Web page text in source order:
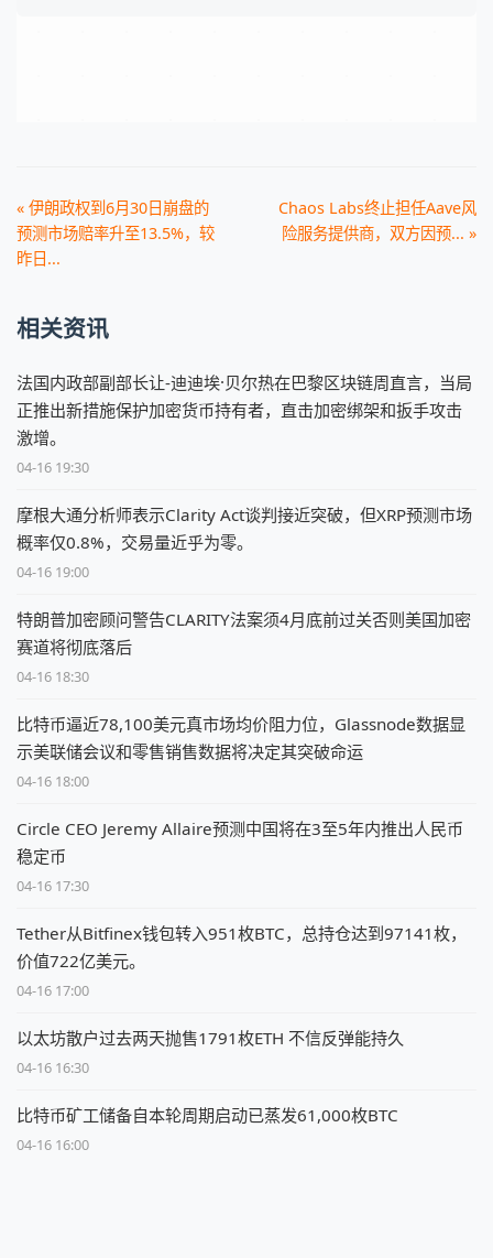
« 伊朗政权到6月30日崩盘的
预测市场赔率升至13.5%，较
昨日...
Chaos Labs终止担任Aave风
险服务提供商，双方因预... »
相关资讯
法国内政部副部长让-迪迪埃·贝尔热在巴黎区块链周直言，当局
正推出新措施保护加密货币持有者，直击加密绑架和扳手攻击
激增。
04-16 19:30
摩根大通分析师表示Clarity Act谈判接近突破，但XRP预测市场
概率仅0.8%，交易量近乎为零。
04-16 19:00
特朗普加密顾问警告CLARITY法案须4月底前过关否则美国加密
赛道将彻底落后
04-16 18:30
比特币逼近78,100美元真市场均价阻力位，Glassnode数据显
示美联储会议和零售销售数据将决定其突破命运
04-16 18:00
Circle CEO Jeremy Allaire预测中国将在3至5年内推出人民币
稳定币
04-16 17:30
Tether从Bitfinex钱包转入951枚BTC，总持仓达到97141枚，
价值722亿美元。
04-16 17:00
以太坊散户过去两天抛售1791枚ETH 不信反弹能持久
04-16 16:30
比特币矿工储备自本轮周期启动已蒸发61,000枚BTC
04-16 16:00